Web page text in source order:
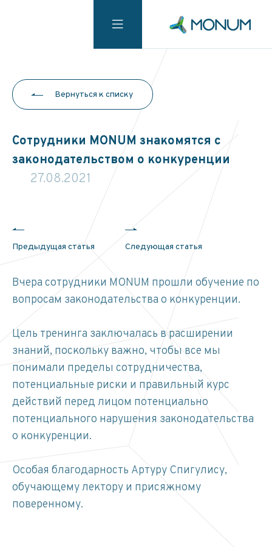
Вернуться к списку
Сотрудники MONUM знакомятся с
законодательством о конкуренции
27.08.2021
Предыдущая статья Следующая статья
Вчера сотрудники MONUM прошли обучение по
вопросам законодательства о конкуренции.
Цель тренинга заключалась в расширении
знаний, поскольку важно, чтобы все мы
понимали пределы сотрудничества,
потенциальные риски и правильный курс
действий перед лицом потенциально
потенциального нарушения законодательства
о конкуренции.
Особая благодарность Артуру Спигулису,
обучающему лектору и присяжному
поверенному.